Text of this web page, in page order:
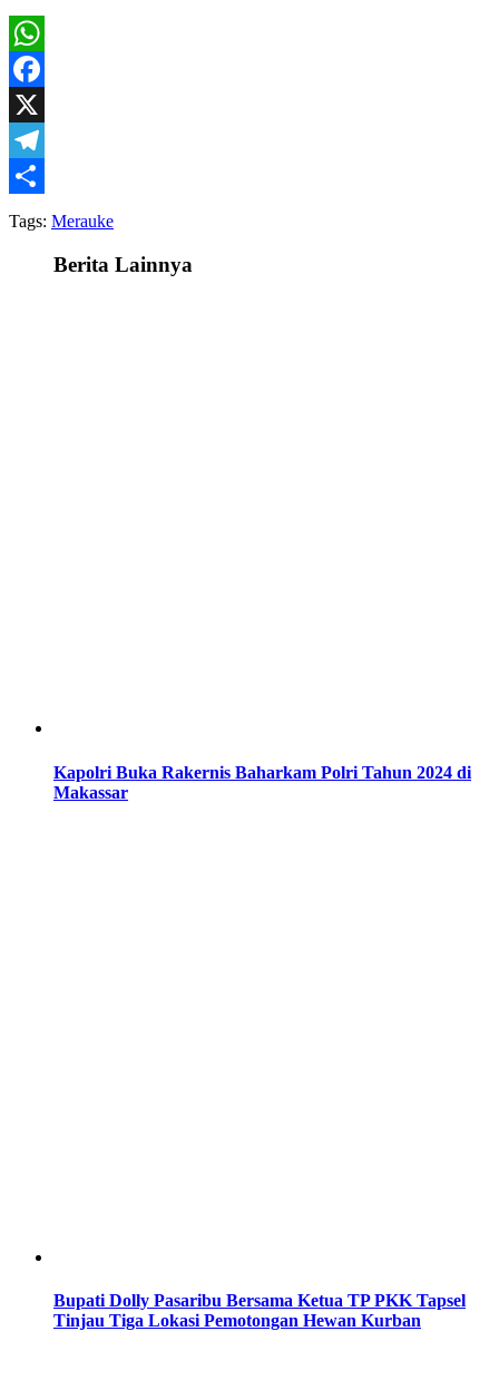
WhatsApp
Facebook
X
Telegram
Share
Tags: Merauke
Berita Lainnya
Kapolri Buka Rakernis Baharkam Polri Tahun 2024 di
Makassar
Bupati Dolly Pasaribu Bersama Ketua TP PKK Tapsel
Tinjau Tiga Lokasi Pemotongan Hewan Kurban